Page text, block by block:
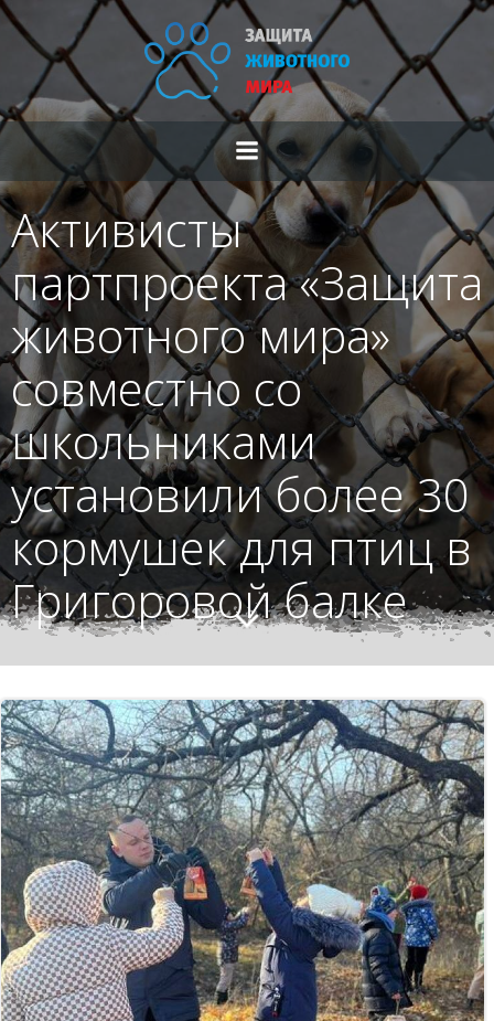
Перейти
к
содержимому
Активисты
партпроекта «Защита
животного мира»
совместно со
школьниками
установили более 30
кормушек для птиц в
Григоровой балке